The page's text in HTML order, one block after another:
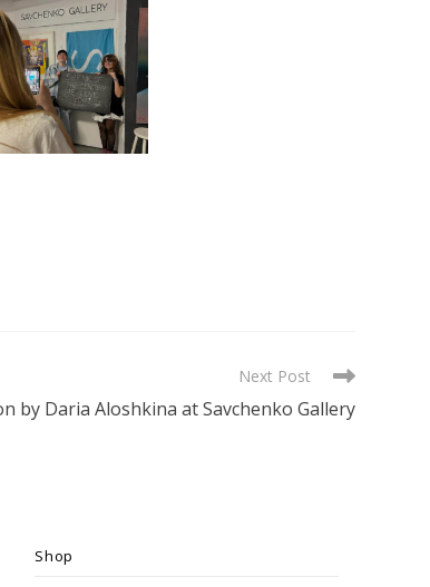
Next Post
by Daria Aloshkina at Savchenko Gallery
Shop